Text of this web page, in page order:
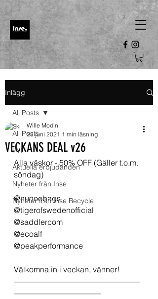
Inlägg
All Posts
FYI
Aktuella erbjudanden
Nyheter från Inse
Nyheter från Inse Recycle
All Posts
VECKANS DEAL v26
Wille Modin
28 juni 2021 1 min läsning
Alla väskor - 50% OFF (Gäller t.o.m.
söndag)
@nunoobags
@tigerofswedenofficial
@saddlercom
@ecoalf
@peakperformance
Välkomna in i veckan, vänner!
————————————————
———————————